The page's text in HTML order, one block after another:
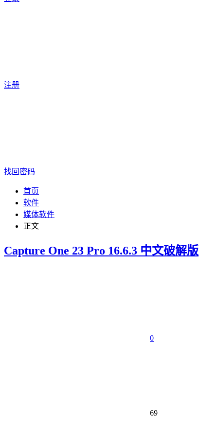
注册
找回密码
首页
软件
媒体软件
正文
Capture One 23 Pro 16.6.3 中文破解版
0
69